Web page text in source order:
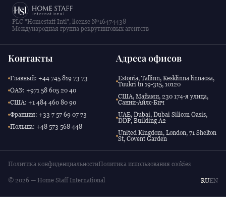
PLC "Homestaff Intl", license №16474438
Международная группа рекрутинговых агентств
Контакты
Главный: +44 745 819 73 73
ОАЭ: +971 58 605 20 40
США: +1 484 460 80 90
Франция: +33 7 57 69 07 73
Польша: +48 573 568 448
Адреса офисов
Estonia, Tallinn, Kesklinna linnaosa,
Tuukri tn 19-315, 10120
США, Майами, 230 174-я улица,
Санни-Айлс-Бич
UAE, Dubai, Dubai Silicon Oasis,
DDP, Building A2
United Kingdom, London, 71 Shelton
St, Covent Garden
Политика конфиденциальностиПолитика использования cookies
© 2026 — Home Staff International RUEN